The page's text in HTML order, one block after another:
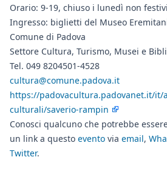
Orario: 9-19, chiuso i lunedì non festivi
Ingresso: biglietti del Museo
Comune di Padova
Settore Cultura, Turismo, Musei e
Tel. 049 8204501-4528
cultura@comune.padova.it
https://padovacultura.padovanet.it/it/
culturali/saverio-rampin
Conosci qualcuno che potrebbe
un link a questo evento via email,
Twitter.